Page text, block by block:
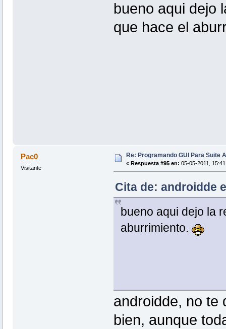
bueno aqui dejo
que hace el
Pac0
Visitante
Re: Programando GUI Para Suite
« Respuesta #95 en: 05-05-2011,
Cita de: androidde
bueno aqui dejo la
aburrimiento.
androidde, no
bien, aunque